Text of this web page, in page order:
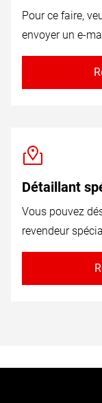
Pour ce faire,
envoyer un e-
Détaillant
Vous pouvez
revendeur